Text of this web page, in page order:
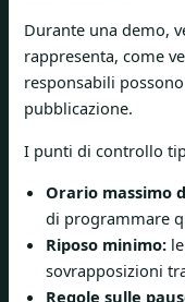
Durante una demo,
rappresenta, come
responsabili
pubblicazione.
I punti di controllo
Orario massimo
di programmare
Riposo minimo:
sovrapposizioni
Regole sulle